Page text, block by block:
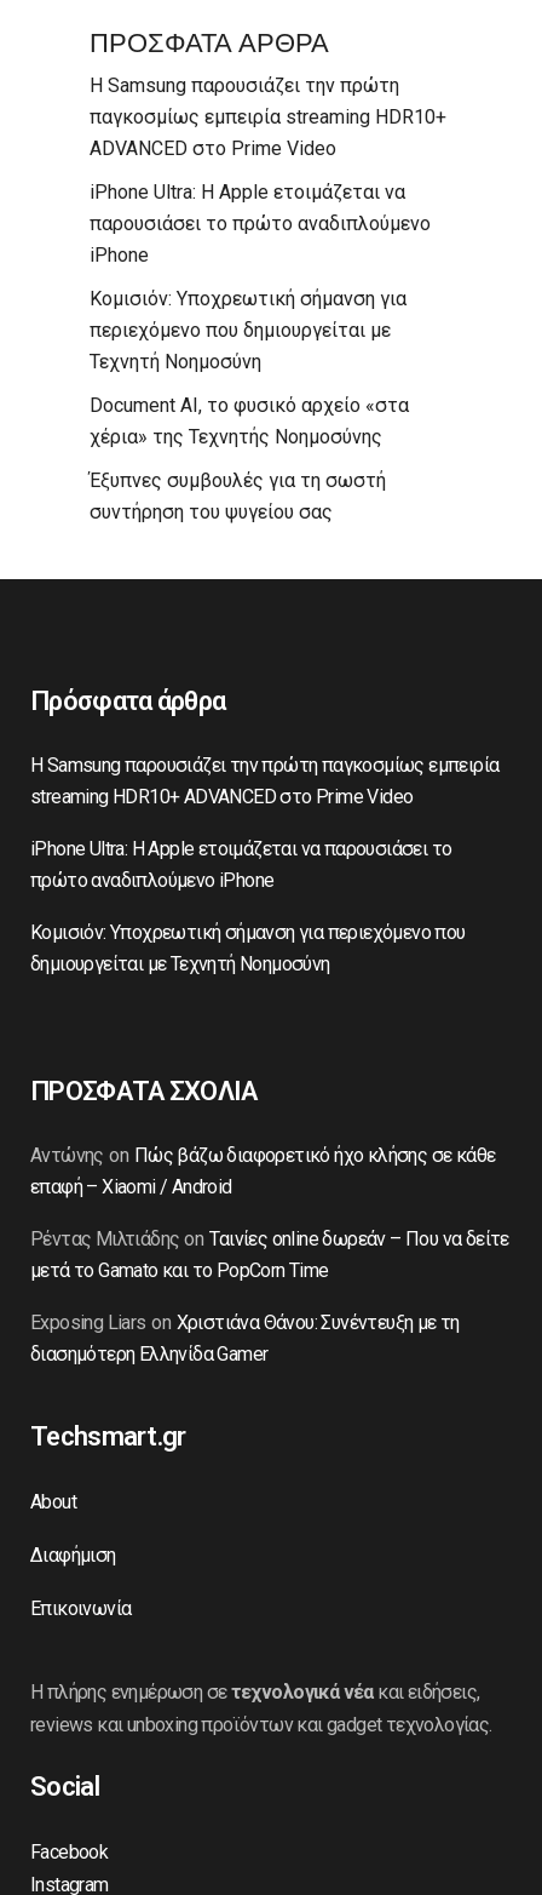
ΠΡΟΣΦΑΤΑ ΑΡΘΡΑ
Η Samsung παρουσιάζει την πρώτη
παγκοσμίως εμπειρία streaming HDR10+
ADVANCED στο Prime Video
iPhone Ultra: Η Apple ετοιμάζεται να
παρουσιάσει το πρώτο αναδιπλούμενο
iPhone
Κομισιόν: Υποχρεωτική σήμανση για
περιεχόμενο που δημιουργείται με
Τεχνητή Νοημοσύνη
Document AI, το φυσικό αρχείο «στα
χέρια» της Τεχνητής Νοημοσύνης
Έξυπνες συμβουλές για τη σωστή
συντήρηση του ψυγείου σας
Πρόσφατα άρθρα
Η Samsung παρουσιάζει την πρώτη παγκοσμίως εμπειρία
streaming HDR10+ ADVANCED στο Prime Video
iPhone Ultra: Η Apple ετοιμάζεται να παρουσιάσει το
πρώτο αναδιπλούμενο iPhone
Κομισιόν: Υποχρεωτική σήμανση για περιεχόμενο που
δημιουργείται με Τεχνητή Νοημοσύνη
ΠΡΟΣΦΑΤΑ ΣΧΟΛΙΑ
Αντώνης on Πώς βάζω διαφορετικό ήχο κλήσης σε κάθε
επαφή – Xiaomi / Android
Ρέντας Μιλτιάδης onΤαινίες online δωρεάν – Που να δείτε
μετά το Gamato και το PopCorn Time
Exposing Liars on Χριστιάνα Θάνου: Συνέντευξη με τη
διασημότερη Ελληνίδα Gamer
Techsmart.gr
About
Διαφήμιση
Επικοινωνία
Η πλήρης ενημέρωση σετεχνολογικά νέακαι ειδήσεις,
reviews και unboxing προϊόντων και gadget τεχνολογίας.
Social
Facebook
Instagram